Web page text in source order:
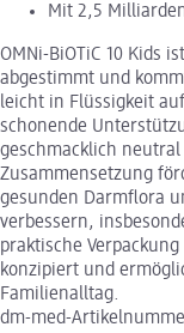
Mit 2,5
OMNi-BiOTiC 10 Kids
abgestimmt und
leicht in Flüssigkeit
schonende
geschmacklich
Zusammensetzung
gesunden Darmflora
verbessern,
praktische
konzipiert und
Familienalltag.
dm-med-